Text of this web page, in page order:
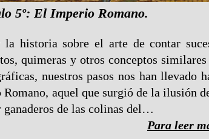
5º: El Imperio Romano.
historia sobre el arte de contar
quimeras y otros conceptos
nuestros pasos nos han llevado
aquel que surgió de la ilusión
ganaderos de las colinas del…
Para leer